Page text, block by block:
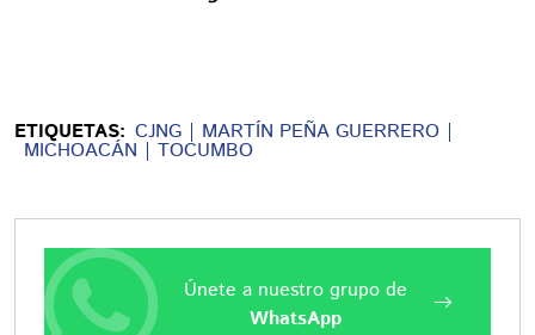
ETIQUETAS: CJNG MARTÍN PEÑA GUERRERO
MICHOACÁN TOCUMBO
Únete a nuestro grupo de
WhatsApp